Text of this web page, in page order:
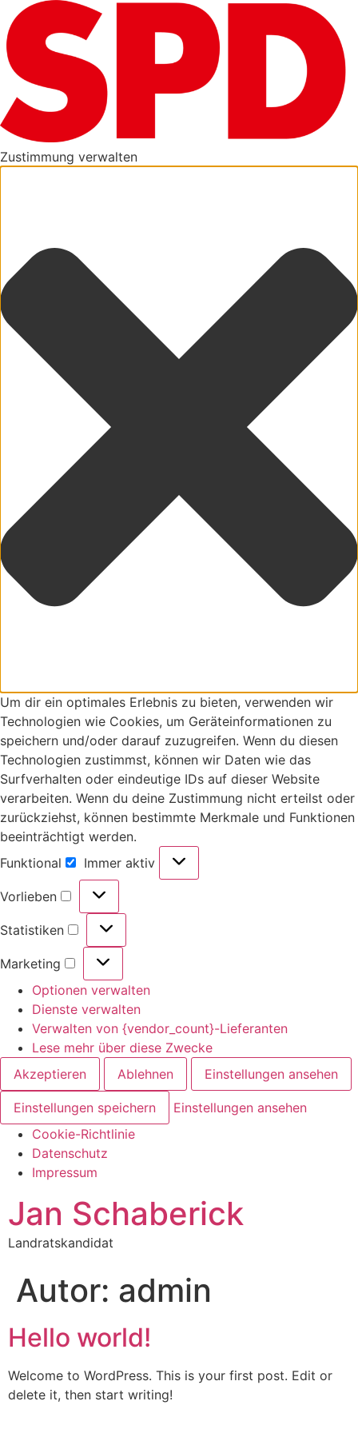
Zustimmung verwalten
Um dir ein optimales Erlebnis zu bieten, verwenden wir
Technologien wie Cookies, um Geräteinformationen zu
speichern und/oder darauf zuzugreifen. Wenn du diesen
Technologien zustimmst, können wir Daten wie das
Surfverhalten oder eindeutige IDs auf dieser Website
verarbeiten. Wenn du deine Zustimmung nicht erteilst oder
zurückziehst, können bestimmte Merkmale und Funktionen
beeinträchtigt werden.
Funktional
Immer aktiv
Vorlieben
Statistiken
Marketing
Optionen verwalten
Dienste verwalten
Verwalten von {vendor_count}-Lieferanten
Lese mehr über diese Zwecke
Akzeptieren
Ablehnen Einstellungen ansehen
Einstellungen speichern
Einstellungen ansehen
Cookie-Richtlinie
Datenschutz
Impressum
Jan Schaberick
Landratskandidat
Autor: admin
Hello world!
Welcome to WordPress. This is your first post. Edit or
delete it, then start writing!